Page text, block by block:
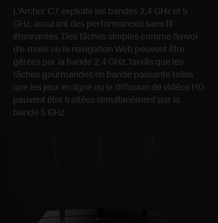
L'Archer C7 exploite les bandes 2,4 GHz et 5
GHz, assurant des performances sans fil
étonnantes. Des tâches simples comme l'envoi
d'e-mails ou la navigation Web peuvent être
gérées par la bande 2,4 GHz, tandis que les
tâches gourmandes en bande passante telles
que les jeux en ligne ou la diffusion de vidéos HD
peuvent être traitées simultanément par la
bande 5 GHz.